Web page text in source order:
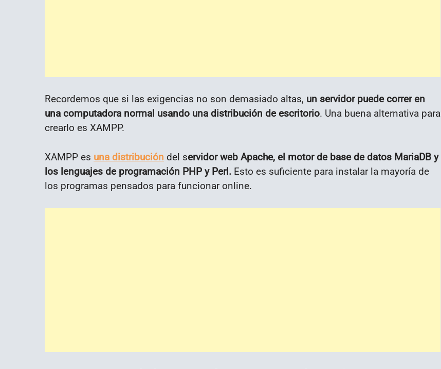
Recordemos que si las exigencias no son demasiado altas, un servidor puede correr en
una computadora normal usando una distribución de escritorio. Una buena alternativa para
crearlo es XAMPP.
XAMPP es una distribución del servidor web Apache, el motor de base de datos MariaDB y
los lenguajes de programación PHP y Perl. Esto es suficiente para instalar la mayoría de
los programas pensados para funcionar online.